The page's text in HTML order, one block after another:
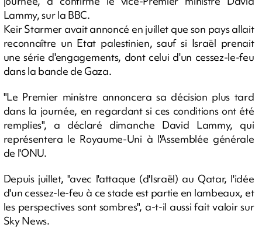
Lammy, sur la BBC.
Keir Starmer avait annoncé en juillet que son pays allait
reconnaître un Etat palestinien, sauf si Israël prenait
une série d'engagements, dont celui d'un cessez-le-feu
dans la bande de Gaza.
"Le Premier ministre annoncera sa décision plus tard
dans la journée, en regardant si ces conditions ont été
remplies", a déclaré dimanche David Lammy, qui
représentera le Royaume-Uni à l'Assemblée générale
de l'ONU.
Depuis juillet, "avec l'attaque (d'Israël) au Qatar, l'idée
d'un cessez-le-feu à ce stade est partie en lambeaux, et
les perspectives sont sombres", a-t-il aussi fait valoir sur
Sky News.